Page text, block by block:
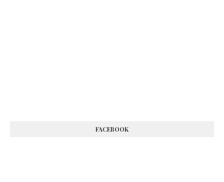
FACEBOOK